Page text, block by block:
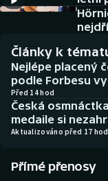
Biatlon
Boby a skeleton
Box
Curling
Historické
Aplikace ČT sport
AZ kvíz
Články k
Nejlépe placený
podle Forbesu
Před 14 hod
Česká
medaile si
Aktualizováno před 17 hod
Přímé přenosy